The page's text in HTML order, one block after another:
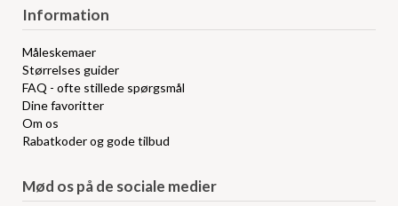
Information
Måleskemaer
Størrelses guider
FAQ - ofte stillede spørgsmål
Dine favoritter
Om os
Rabatkoder og gode tilbud
Mød os på de sociale medier